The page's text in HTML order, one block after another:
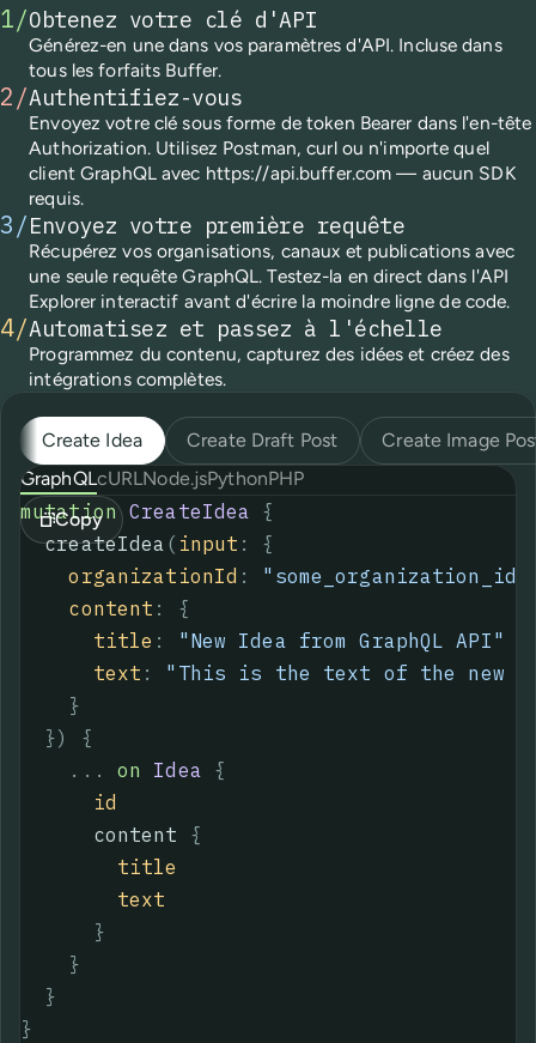
1/Obtenez votre clé d'API
Générez-en une dans vos paramètres d'API. Incluse dans
tous les forfaits Buffer.
2/Authentifiez-vous
Envoyez votre clé sous forme de token Bearer dans l'en-tête
Authorization. Utilisez Postman, curl ou n'importe quel
client GraphQL avec https://api.buffer.com — aucun SDK
requis.
3/Envoyez votre première requête
Récupérez vos organisations, canaux et publications avec
une seule requête GraphQL. Testez-la en direct dans l'API
Explorer interactif avant d'écrire la moindre ligne de code.
4/Automatisez et passez à l'échelle
Programmez du contenu, capturez des idées et créez des
intégrations complètes.
Create Idea Create Draft Post
Create Image
GraphQLcURLNode.jsPythonPHP
Copy
mutation CreateIdea
{
createIdea ( input :
{
organizationId : "some_organization_id"
content :
{
title : " New Idea from GraphQL API "
text :
"This is the text of the new
}
})
{
...
on Idea
{
id
content
{
title
text
}
}
}
}